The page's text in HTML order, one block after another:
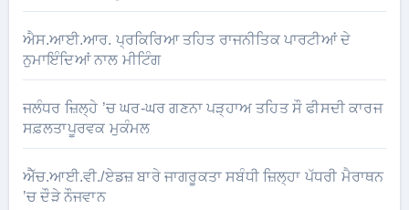
ਐਸ.ਆਈ.ਆਰ. ਪ੍ਰਕਿਰਿਆ ਤਹਿਤ ਰਾਜਨੀਤਿਕ ਪਾਰਟੀਆਂ ਦੇ
ਨੁਮਾਇੰਦਿਆਂ ਨਾਲ ਮੀਟਿੰਗ
ਜਲੰਧਰ ਜ਼ਿਲ੍ਹੇ ’ਚ ਘਰ-ਘਰ ਗਣਨਾ ਪੜ੍ਹਾਅ ਤਹਿਤ ਸੌ ਫੀਸਦੀ ਕਾਰਜ
ਸਫ਼ਲਤਾਪੂਰਵਕ ਮੁਕੰਮਲ
ਐੱਚ.ਆਈ.ਵੀ./ਏਡਜ਼ ਬਾਰੇ ਜਾਗਰੂਕਤਾ ਸਬੰਧੀ ਜ਼ਿਲ੍ਹਾ ਪੱਧਰੀ ਮੈਰਾਥਨ
’ਚ ਦੌੜੇ ਨੌਜਵਾਨ